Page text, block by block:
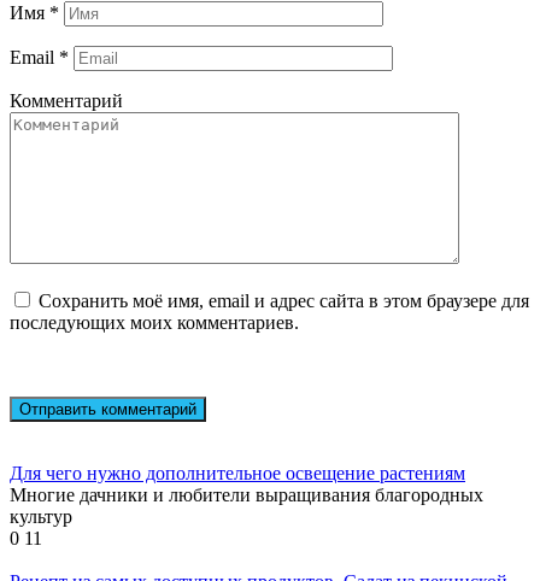
Имя *
Email *
Комментарий
Сохранить моё имя, email и адрес сайта в этом браузере для
последующих моих комментариев.
Для чего нужно дополнительное освещение растениям
Многие дачники и любители выращивания благородных
культур
0 11